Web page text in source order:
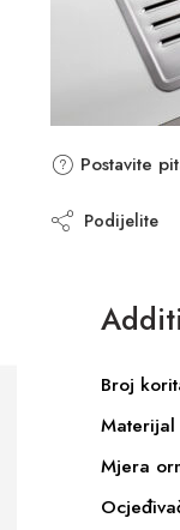
Postavite
Podijelite
Broj
Materijal
Mjera